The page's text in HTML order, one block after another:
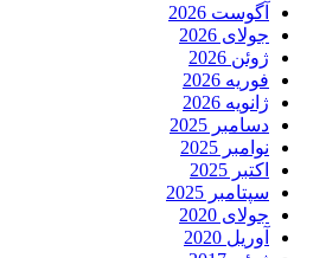
آگوست 2026
جولای 2026
ژوئن 2026
فوریه 2026
ژانویه 2026
دسامبر 2025
نوامبر 2025
اکتبر 2025
سپتامبر 2025
جولای 2020
آوریل 2020